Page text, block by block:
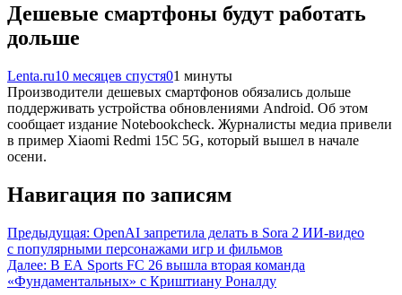
Дешевые смартфоны будут работать
дольше
Lenta.ru10 месяцев спустя01 минуты
Производители дешевых смартфонов обязались дольше
поддерживать устройства обновлениями Android. Об этом
сообщает издание Notebookcheck. Журналисты медиа привели
в пример Xiaomi Redmi 15C 5G, который вышел в начале
осени.
Навигация по записям
Предыдущая: OpenAI запретила делать в Sora 2 ИИ-видео
с популярными персонажами игр и фильмов
Далее: В EA Sports FC 26 вышла вторая команда
«Фундаментальных» с Криштиану Роналду